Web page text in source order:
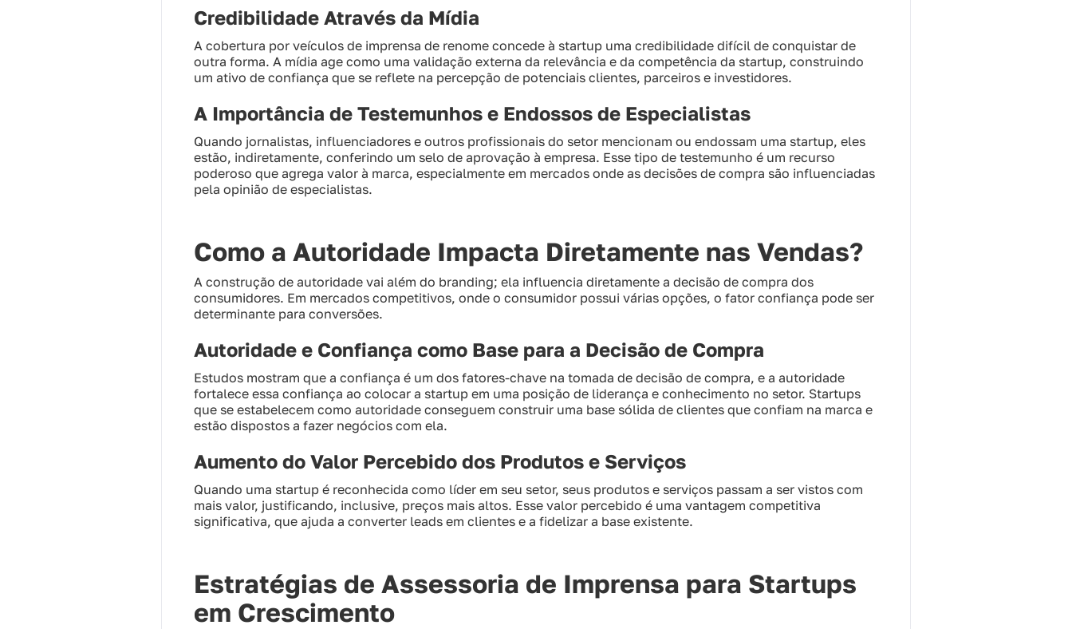
Credibilidade Através da Mídia
A cobertura por veículos de imprensa de renome concede à startup uma credibilidade difícil de conquistar de
outra forma. A mídia age como uma validação externa da relevância e da competência da startup, construindo
um ativo de confiança que se reflete na percepção de potenciais clientes, parceiros e investidores.
A Importância de Testemunhos e Endossos de Especialistas
Quando jornalistas, influenciadores e outros profissionais do setor mencionam ou endossam uma startup, eles
estão, indiretamente, conferindo um selo de aprovação à empresa. Esse tipo de testemunho é um recurso
poderoso que agrega valor à marca, especialmente em mercados onde as decisões de compra são influenciadas
pela opinião de especialistas.
Como a Autoridade Impacta Diretamente nas Vendas?
A construção de autoridade vai além do branding; ela influencia diretamente a decisão de compra dos
consumidores. Em mercados competitivos, onde o consumidor possui várias opções, o fator confiança pode ser
determinante para conversões.
Autoridade e Confiança como Base para a Decisão de Compra
Estudos mostram que a confiança é um dos fatores-chave na tomada de decisão de compra, e a autoridade
fortalece essa confiança ao colocar a startup em uma posição de liderança e conhecimento no setor. Startups
que se estabelecem como autoridade conseguem construir uma base sólida de clientes que confiam na marca e
estão dispostos a fazer negócios com ela.
Aumento do Valor Percebido dos Produtos e Serviços
Quando uma startup é reconhecida como líder em seu setor, seus produtos e serviços passam a ser vistos com
mais valor, justificando, inclusive, preços mais altos. Esse valor percebido é uma vantagem competitiva
significativa, que ajuda a converter leads em clientes e a fidelizar a base existente.
Estratégias de Assessoria de Imprensa para Startups
em Crescimento